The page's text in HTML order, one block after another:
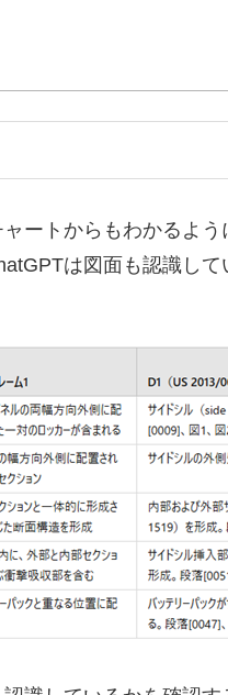
ートからもわかるよ
は図面も認識して